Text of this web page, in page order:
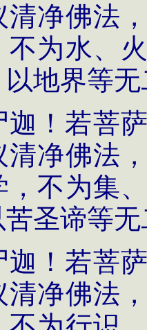
清净佛法
不为水、
地界等
迦！若菩
清净佛法
，不为集
苦圣谛等
迦！若菩
清净佛法